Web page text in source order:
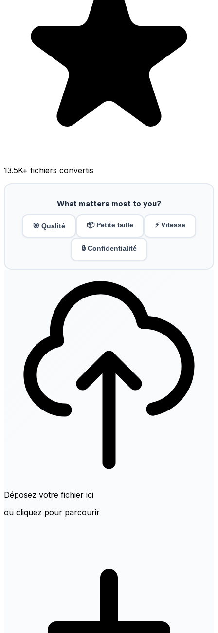
13.5K+ fichiers convertis
What matters most to you?
🎯 Qualité 📦 Petite taille ⚡ Vitesse
🔒 Confidentialité
Déposez votre fichier ici
ou cliquez pour parcourir